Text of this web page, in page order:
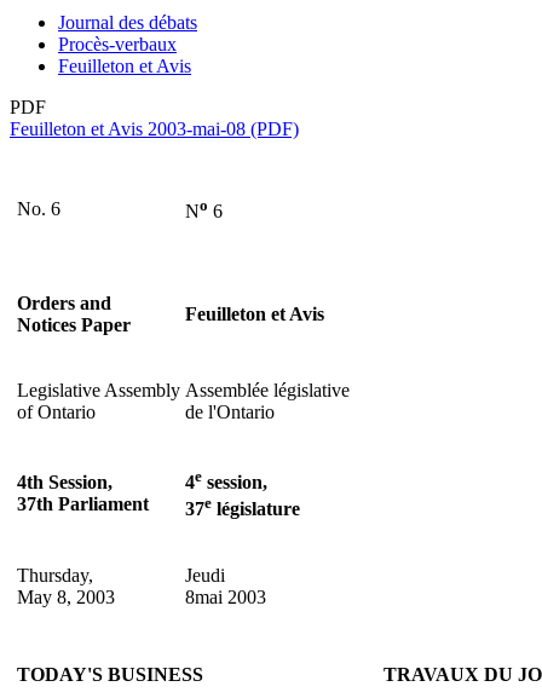
Journal des débats
Procès-verbaux
Feuilleton et Avis
PDF
Feuilleton et Avis 2003-mai-08 (PDF)
No. 6 No 6
Orders and
Notices Paper
Feuilleton et Avis
Legislative Assembly
of Ontario
Assemblée législative
de l'Ontario
4th Session,
37th Parliament
4e session,
37e législature
Thursday,
May 8, 2003
Jeudi
8mai 2003
TODAY'S BUSINESS TRAVAUX DU